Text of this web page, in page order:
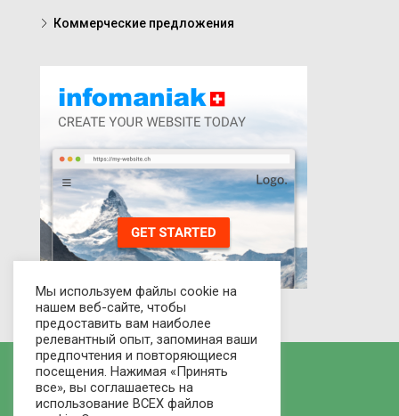
Коммерческие предложения
Мы используем файлы cookie на
нашем веб-сайте, чтобы
предоставить вам наиболее
релевантный опыт, запоминая ваши
предпочтения и повторяющиеся
посещения. Нажимая «Принять
все», вы соглашаетесь на
использование ВСЕХ файлов